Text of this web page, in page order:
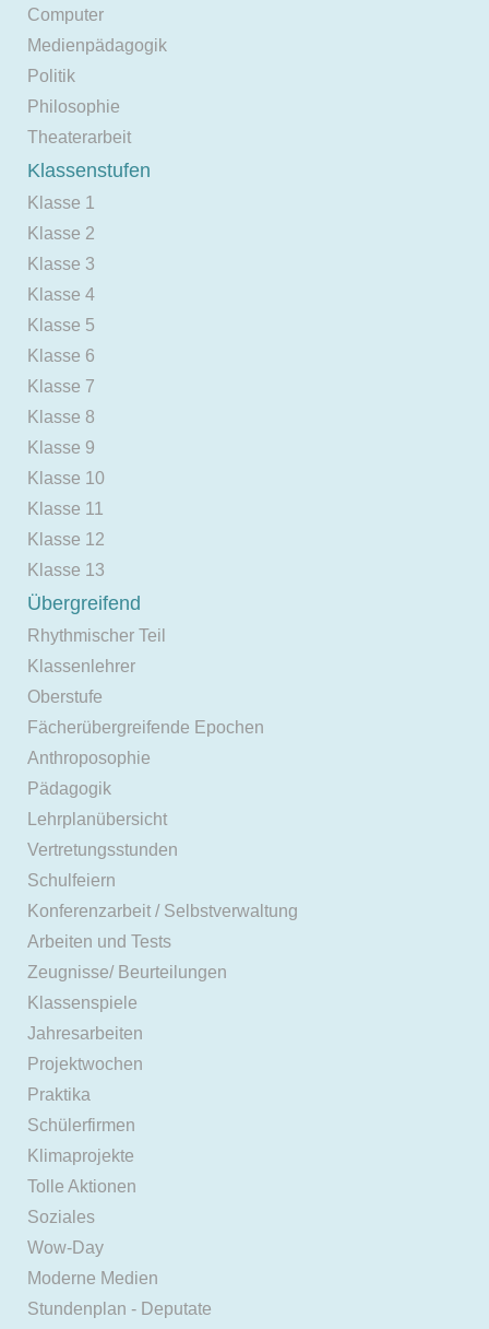
Computer
Medienpädagogik
Politik
Philosophie
Theaterarbeit
Klassenstufen
Klasse 1
Klasse 2
Klasse 3
Klasse 4
Klasse 5
Klasse 6
Klasse 7
Klasse 8
Klasse 9
Klasse 10
Klasse 11
Klasse 12
Klasse 13
Übergreifend
Rhythmischer Teil
Klassenlehrer
Oberstufe
Fächerübergreifende Epochen
Anthroposophie
Pädagogik
Lehrplanübersicht
Vertretungsstunden
Schulfeiern
Konferenzarbeit / Selbstverwaltung
Arbeiten und Tests
Zeugnisse/ Beurteilungen
Klassenspiele
Jahresarbeiten
Projektwochen
Praktika
Schülerfirmen
Klimaprojekte
Tolle Aktionen
Soziales
Wow-Day
Moderne Medien
Stundenplan - Deputate